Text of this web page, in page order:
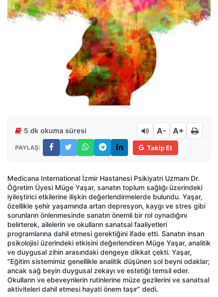
5 dk okuma süresi A- A+
PAYLAŞ: Takip Et
Medicana International İzmir Hastanesi Psikiyatri Uzmanı Dr.
Öğretim Üyesi Müge Yaşar, sanatın toplum sağlığı üzerindeki
iyileştirici etkilerine ilişkin değerlendirmelerde bulundu. Yaşar,
özellikle şehir yaşamında artan depresyon, kaygı ve stres gibi
sorunların önlenmesinde sanatın önemli bir rol oynadığını
belirterek, ailelerin ve okulların sanatsal faaliyetleri
programlarına dahil etmesi gerektiğini ifade etti. Sanatın insan
psikolojisi üzerindeki etkisini değerlendiren Müge Yaşar, analitik
ve duygusal zihin arasındaki dengeye dikkat çekti. Yaşar,
“Eğitim sistemimiz genellikle analitik düşünen sol beyni odaklar;
ancak sağ beyin duygusal zekayı ve estetiği temsil eder.
Okulların ve ebeveynlerin rutinlerine müze gezilerini ve sanatsal
aktiviteleri dahil etmesi hayati önem taşır” dedi.